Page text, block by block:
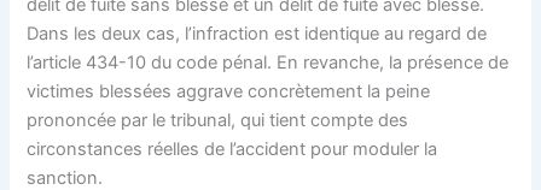
délit de fuite sans blessé et un délit de fuite avec blessé.
Dans les deux cas, l’infraction est identique au regard de
l’article 434-10 du code pénal. En revanche, la présence de
victimes blessées aggrave concrètement la peine
prononcée par le tribunal, qui tient compte des
circonstances réelles de l’accident pour moduler la
sanction.